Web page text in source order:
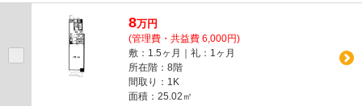
オートロック エアコン
8万円
(管理費・共益費 6,000円)
敷：1.5ヶ月｜礼：1ヶ月
所在階：8階
間取り：1K
面積：25.02㎡